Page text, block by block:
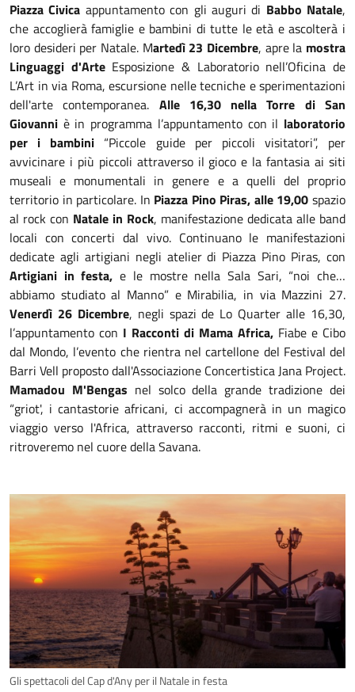
Piazza Civica appuntamento con gli auguri di Babbo Natale,
che accoglierà famiglie e bambini di tutte le età e ascolterà i
loro desideri per Natale. Martedì 23 Dicembre, apre la mostra
Linguaggi d'ArteEsposizione & Laboratorio nell’Oficina de
L’Art in via Roma, escursione nelle tecniche e sperimentazioni
dell'arte contemporanea. Alle 16,30 nella Torre di San
Giovanni è in programma l’appuntamento con il laboratorio
per i bambini “Piccole guide per piccoli visitatori”, per
avvicinare i più piccoli attraverso il gioco e la fantasia ai siti
museali e monumentali in genere e a quelli del proprio
territorio in particolare. In Piazza Pino Piras, alle 19,00 spazio
al rock con Natale in Rock, manifestazione dedicata alle band
locali con concerti dal vivo. Continuano le manifestazioni
dedicate agli artigiani negli atelier di Piazza Pino Piras, con
Artigiani in festa, e le mostre nella Sala Sari, “noi che…
abbiamo studiato al Manno” e Mirabilia, in via Mazzini 27.
Venerdì 26 Dicembre, negli spazi de Lo Quarter alle 16,30,
l’appuntamento con I Racconti di Mama Africa, Fiabe e Cibo
dal Mondo, l’evento che rientra nel cartellone del Festival del
Barri Vell proposto dall'Associazione Concertistica Jana Project.
Mamadou M'Bengas nel solco della grande tradizione dei
“griot', i cantastorie africani, ci accompagnerà in un magico
viaggio verso l'Africa, attraverso racconti, ritmi e suoni, ci
ritroveremo nel cuore della Savana.
Gli spettacoli del Cap d'Any per il Natale in festa